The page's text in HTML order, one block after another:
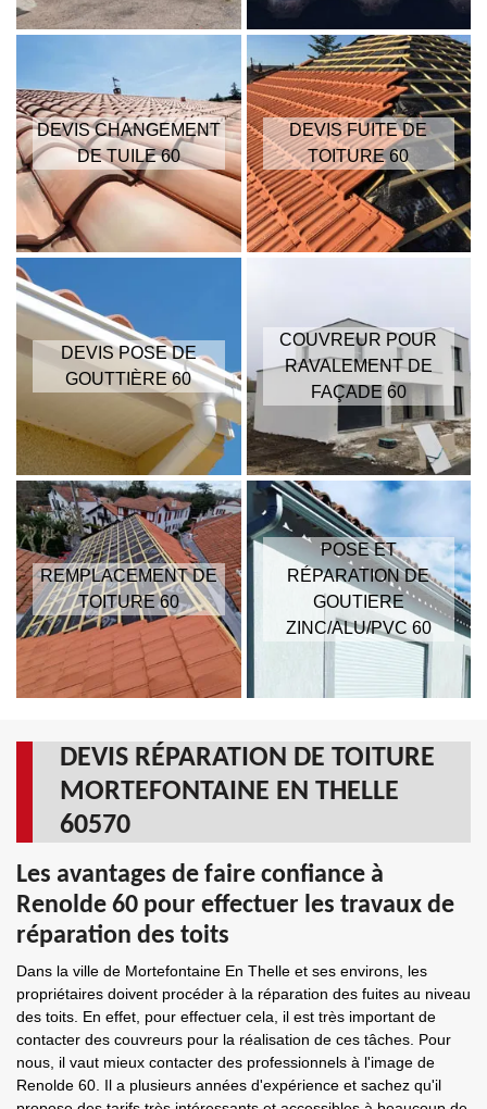
DEVIS CHANGEMENT
DE TUILE 60
DEVIS FUITE DE
TOITURE 60
DEVIS POSE DE
GOUTTIÈRE 60
COUVREUR POUR
RAVALEMENT DE
FAÇADE 60
REMPLACEMENT DE
TOITURE 60
POSE ET
RÉPARATION DE
GOUTIERE
ZINC/ALU/PVC 60
DEVIS RÉPARATION DE TOITURE
MORTEFONTAINE EN THELLE
60570
Les avantages de faire confiance à
Renolde 60 pour effectuer les travaux de
réparation des toits
Dans la ville de Mortefontaine En Thelle et ses environs, les
propriétaires doivent procéder à la réparation des fuites au niveau
des toits. En effet, pour effectuer cela, il est très important de
contacter des couvreurs pour la réalisation de ces tâches. Pour
nous, il vaut mieux contacter des professionnels à l'image de
Renolde 60. Il a plusieurs années d'expérience et sachez qu'il